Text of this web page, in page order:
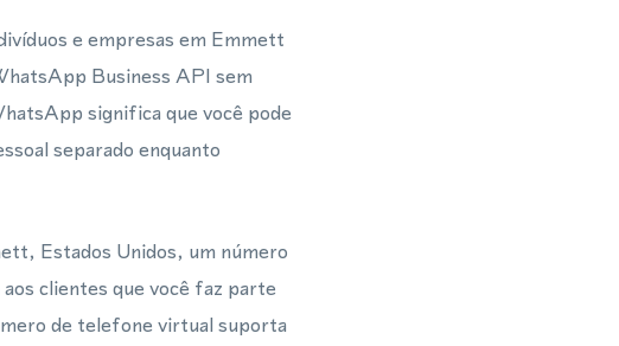
e empresas em Emmett
Business API sem
significa que você pode
separado enquanto
Estados Unidos, um número
clientes que você faz parte
de telefone virtual suporta